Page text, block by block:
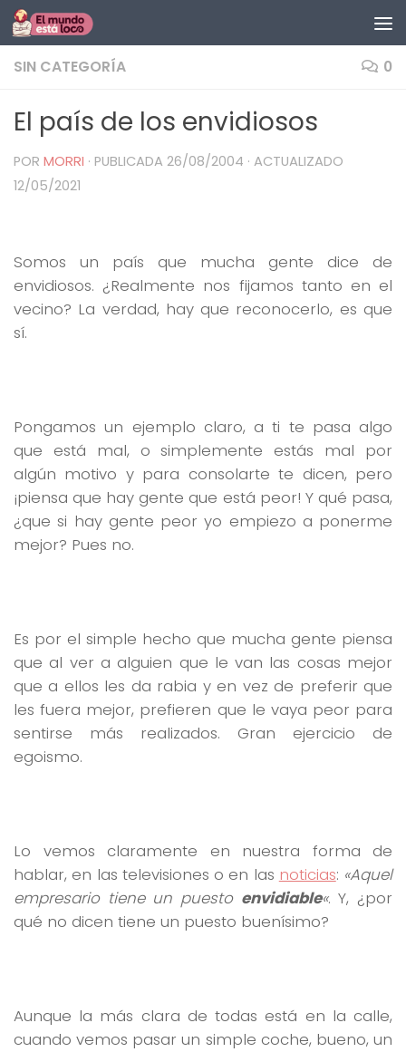
Saltar al contenido
SIN CATEGORÍA 0
El país de los envidiosos
POR MORRI · PUBLICADA 26/08/2004 · ACTUALIZADO
12/05/2021
Somos un país que mucha gente dice de
envidiosos. ¿Realmente nos fijamos tanto en el
vecino? La verdad, hay que reconocerlo, es que
sí.
Pongamos un ejemplo claro, a ti te pasa algo
que está mal, o simplemente estás mal por
algún motivo y para consolarte te dicen, pero
¡piensa que hay gente que está peor! Y qué pasa,
¿que si hay gente peor yo empiezo a ponerme
mejor? Pues no.
Es por el simple hecho que mucha gente piensa
que al ver a alguien que le van las cosas mejor
que a ellos les da rabia y en vez de preferir que
les fuera mejor, prefieren que le vaya peor para
sentirse más realizados. Gran ejercicio de
egoismo.
Lo vemos claramente en nuestra forma de
hablar, en las televisiones o en las noticias: «Aquel
empresario tiene un puesto envidiable«. Y, ¿por
qué no dicen tiene un puesto buenísimo?
Aunque la más clara de todas está en la calle,
cuando vemos pasar un simple coche, bueno, un